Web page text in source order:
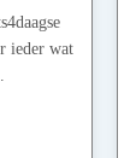
ieder wat